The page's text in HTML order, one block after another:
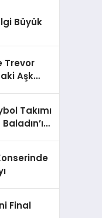
Büyük
Trevor
Aşk
Takımı
Final